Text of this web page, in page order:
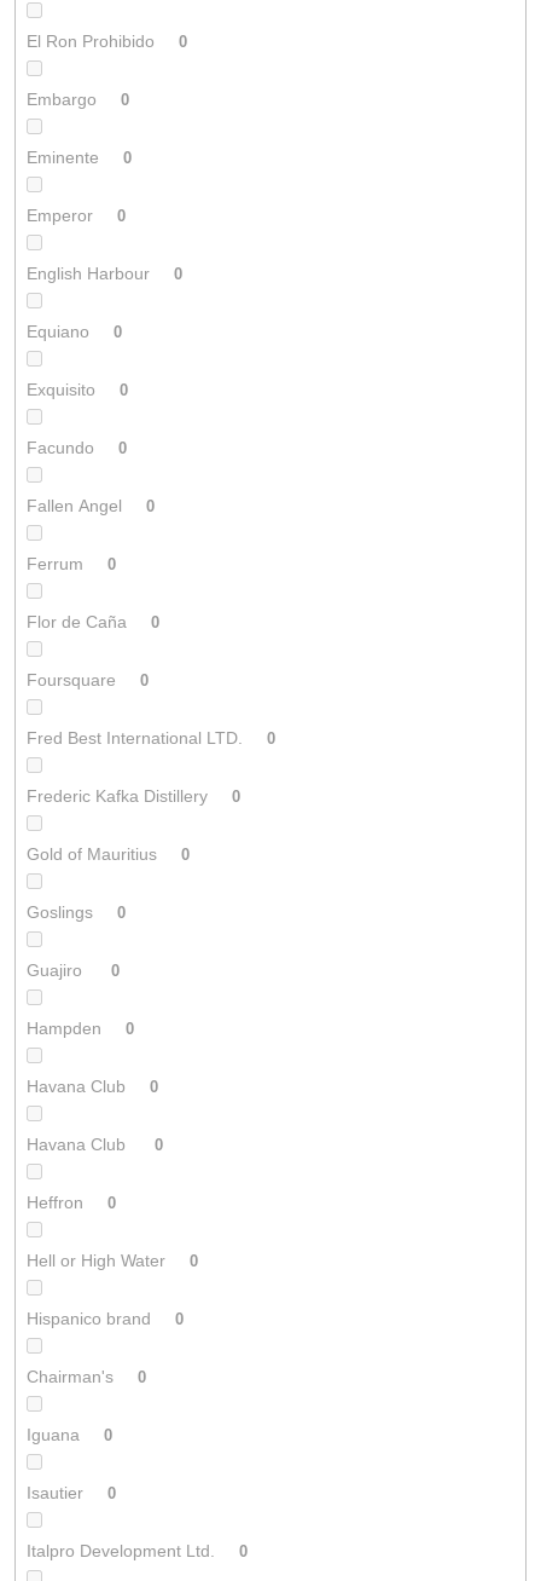
El Ron Prohibido 0
Embargo 0
Eminente 0
Emperor 0
English Harbour 0
Equiano 0
Exquisito 0
Facundo 0
Fallen Angel 0
Ferrum 0
Flor de Caña 0
Foursquare 0
Fred Best International LTD. 0
Frederic Kafka Distillery 0
Gold of Mauritius 0
Goslings 0
Guajiro 0
Hampden 0
Havana Club 0
Havana Club 0
Heffron 0
Hell or High Water 0
Hispanico brand 0
Chairman's 0
Iguana 0
Isautier 0
Italpro Development Ltd. 0